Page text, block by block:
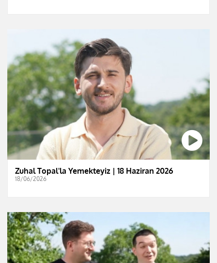
Zuhal Topal'la Yemekteyiz | 18 Haziran 2026
18/06/2026